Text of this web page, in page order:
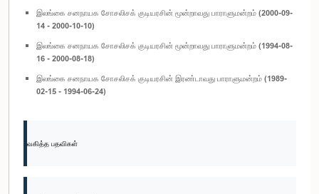
இலங்கை சனநாயக சோசலிசக் குடியரசின் மூன்றாவது பாராளுமன்றம் (2000-09-
14 - 2000-10-10)
இலங்கை சனநாயக சோசலிசக் குடியரசின் மூன்றாவது பாராளுமன்றம் (1994-08-
16 - 2000-08-18)
இலங்கை சனநாயக சோசலிசக் குடியரசின் இரண்டாவது பாராளுமன்றம் (1989-
02-15 - 1994-06-24)
வகித்த பதவிகள்